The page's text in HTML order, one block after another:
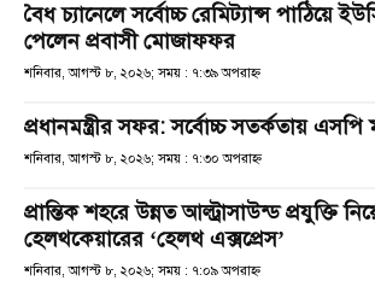
বৈধ চ্যানেলে সর্বোচ্চ রেমিট্যান্স পাঠিয়ে
পেলেন প্রবাসী মোজাফফর
শনিবার, আগস্ট ৮, ২০২৬; সময় : ৭:৩৯ অপরাহ্ণ
প্রধানমন্ত্রীর সফর: সর্বোচ্চ সতর্কতায় এসপি
শনিবার, আগস্ট ৮, ২০২৬; সময় : ৭:৩০ অপরাহ্ণ
প্রান্তিক শহরে উন্নত আল্ট্রাসাউন্ড প্রযুক্তি
হেলথকেয়ারের ‘হেলথ এক্সপ্রেস’
শনিবার, আগস্ট ৮, ২০২৬; সময় : ৭:০৯ অপরাহ্ণ